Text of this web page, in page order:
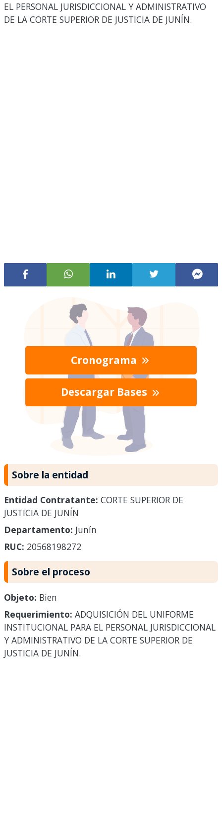
EL PERSONAL JURISDICCIONAL Y ADMINISTRATIVO
DE LA CORTE SUPERIOR DE JUSTICIA DE JUNÍN.
Cronograma
Descargar Bases
Sobre la entidad
Entidad Contratante: CORTE SUPERIOR DE
JUSTICIA DE JUNÍN
Departamento: Junín
RUC: 20568198272
Sobre el proceso
Objeto: Bien
Requerimiento: ADQUISICIÓN DEL UNIFORME
INSTITUCIONAL PARA EL PERSONAL JURISDICCIONAL
Y ADMINISTRATIVO DE LA CORTE SUPERIOR DE
JUSTICIA DE JUNÍN.